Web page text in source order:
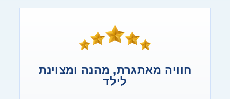
חוויה מאתגרת, מהנה ומצוינת
לילד